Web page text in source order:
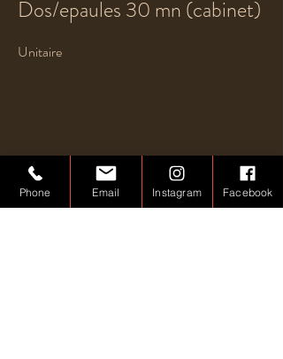
Dos/epaules 30 mn (cabinet)
Unitaire
Phone Email Instagram Facebook